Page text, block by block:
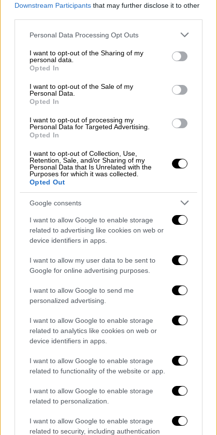
Downstream Participants that may further disclose it to other
Please note that this website/app uses one or more Google
not limited to your visit or usage behaviour. You may click to
grant or deny consent to Google and its third-party tags to
use your data for below specified purposes in below Google
consent section.
Personal Data Processing Opt Outs
I want to opt-out of the Sharing of my
personal data.
Opted In
I want to opt-out of the Sale of my
Personal Data.
Opted In
I want to opt-out of processing my
Personal Data for Targeted Advertising.
Opted In
I want to opt-out of Collection, Use,
Retention, Sale, and/or Sharing of my
Personal Data that Is Unrelated with the
Purposes for which it was collected.
Opted Out
Google consents
I want to allow Google to enable storage
related to advertising like cookies on web or
device identifiers in apps.
I want to allow my user data to be sent to
Google for online advertising purposes.
I want to allow Google to send me
personalized advertising.
I want to allow Google to enable storage
related to analytics like cookies on web or
device identifiers in apps.
I want to allow Google to enable storage
related to functionality of the website or app.
I want to allow Google to enable storage
related to personalization.
I want to allow Google to enable storage
related to security, including authentication
ότι: Οι αρμόδιες υπηρεσίες του Υπουργείου
Πολιτισμού καταθέτουν εντός της ημέρας
μήνυση κατά παντός υπευθύνου
Επιπλέον το Υπουργείοείναι σε επικοινωνία
με την Υπηρεσία Πολιτικής Αεροπορίας
προκειμένου να διερευνηθεί η τήρηση ή μη
της διαδικασίας αδειοδότησης της
υπερπτήσης drone, σύμφωνα με την κείμενη
νομοθεσία», σημειώνεται στην ανακοίνωση
του ΥΠΠΟ.
https://twitter.com/ntalaoura/status/1923284
818873208897
Κουτσούμπα: Η διοίκηση του
Ζαππείου έδωσε τώρα άδεια στην
Αdidas
Αιχμές κατά της κυβέρνησης άφησε
διοίκηση του Ζαππείου διαχειρίζεται ένα
μνημείο και δεν το διαχειρίζεται εν λευκώ.
Έχει μια παραχώρηση που καλύπτει
συγκεκριμένες εκδηλώσεις. Και βέβαια δεν
Πολιτισμού! Μαζί με τα ιδιωτικά πάρτυ
γενεθλίων, που απαγορεύεται, αλλά τα κάνει,
που είδατε όλοι και όλες. Ήρθε η ώρα να
παρθούν μέτρα σοβαρά για την προστασία
όλων μας».
ΣΥΡΙΖΑ: Προσβλητική
εμπορευματοποίηση της πολιτιστικής